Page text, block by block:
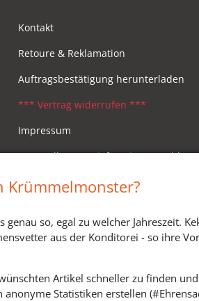
Kontakt
Retoure & Reklamation
Auftragsbestätigung herunterladen
*** Vertrag widerrufen ***
Impressum
Versandkosten, Lieferzeiten &
Widerrufsbelehrung
Krümmelmonster?
genau so, egal zu welcher Jahreszeit.
aus der Konditorei - so ihre
Artikel schneller zu finden
Statistiken erstellen